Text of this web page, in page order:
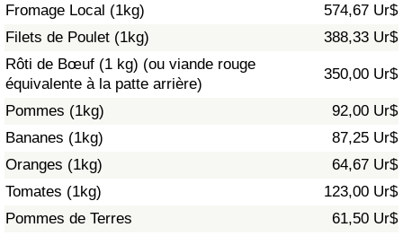
Fromage Local (1kg)
574,67 Ur$
Filets de Poulet (1kg)
388,33 Ur$
Rôti de Bœuf (1 kg) (ou viande rouge
équivalente à la patte arrière)
350,00 Ur$
Pommes (1kg)
92,00 Ur$
Bananes (1kg)
87,25 Ur$
Oranges (1kg)
64,67 Ur$
Tomates (1kg)
123,00 Ur$
Pommes de Terres
61,50 Ur$
Indice des soins de santé par Pays
Pollution
Indice de pollution
Indice de Pollution par Pays